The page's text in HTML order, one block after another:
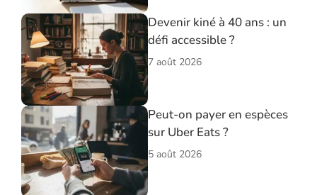
Devenir kiné à 40 ans : un
défi accessible ?
7 août 2026
Peut-on payer en espèces
sur Uber Eats ?
5 août 2026